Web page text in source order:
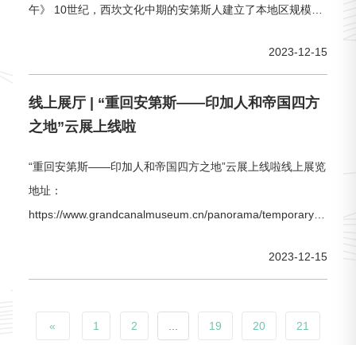
午》 10世纪，西坎文化中期的安第斯人建立了本地区规模空
2023-12-15
线上展厅 | “重回安第斯——印加人和帝国四方
之地”云展上线啦
“重回安第斯——印加人和帝国四方之地”云展上线啦线上展览
地址：
https://www.grandcanalmuseum.cn/panorama/temporary-
配备了场景选择功能。回到展厅界面，找到右下角红框对应
的场景怎么办？驼驼告诉大家，不用怕，点击屏幕，即可再
2023-12-15
« 1 2 19 20 21